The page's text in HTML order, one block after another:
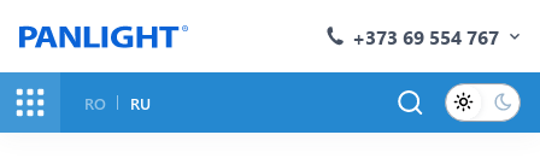
+373 69 554 767
RO RU